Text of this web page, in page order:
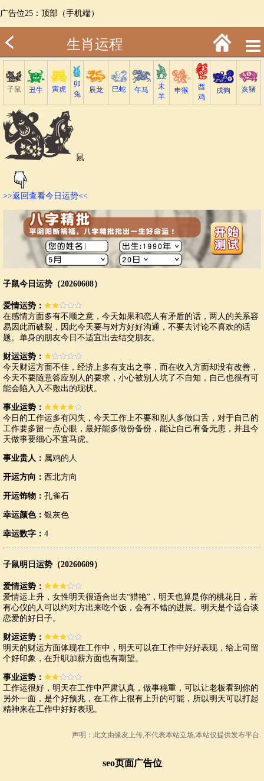
广告位25：顶部（手机端）
生肖运程
子鼠 丑牛 寅虎
卯
兔
辰龙 巳蛇 午马
未
羊
申猴
酉
鸡
戌狗 亥猪
鼠
>>返回查看今日运势<<
子鼠今日运势（20260608）
爱情运势：
在感情方面多有不顺之意，今天如果和恋人有矛盾的话，两人的关系容
易因此而破裂，因此今天要与对方好好沟通，不要去讨论不喜欢的话
题。单身的朋友今日不适宜出去结交朋友。
财运运势：
今天财运方面不佳，经济上多有支出之事，而在收入方面却没有改善，
今天不要随意答应别人的要求，小心被别人坑了不自知，自己也很有可
能会陷入入不敷出的现状。
事业运势：
今日的工作运多有闪失，今天工作上不要和别人多做口舌，对于自己的
工作要多留一点心眼，最好能多做份备份，能让自己有备无患，并且今
天做事要细心不宜马虎。
事业贵人： 属鸡的人
开运方向： 西北方向
开运饰物： 孔雀石
幸运颜色： 银灰色
幸运数字： 4
子鼠明日运势（20260609）
爱情运势：
爱情运上升，女性明天很适合出去“猎艳”，明天也算是你的桃花日，若
有心仪的人可以约对方出来吃个饭，会有不错的进展。明天是个适合谈
恋爱的好日子。
财运运势：
明天的财运方面体现在工作中，明天可以在工作中好好表现，给上司留
个好印象，在升职加薪方面也有期望。
事业运势：
工作运很好，明天在工作中严肃认真，做事稳重，可以让老板看到你的
另外一面，是个好预兆，在工作上很有上升的可能，所以明天可以打起
精神来在工作中好好表现。
声明：此文由缘友上传,不代表本站立场,本站仅提供发布平台.
seo页面广告位